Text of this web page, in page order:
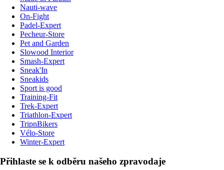
Nauti-wave
On-Fight
Padel-Expert
Pecheur-Store
Pet and Garden
Slowood Interior
Smash-Expert
Sneak'In
Sneakids
Sport is good
Training-Fit
Trek-Expert
Triathlon-Expert
TripnBikers
Vélo-Store
Winter-Expert
Přihlaste se k odběru našeho zpravodaje